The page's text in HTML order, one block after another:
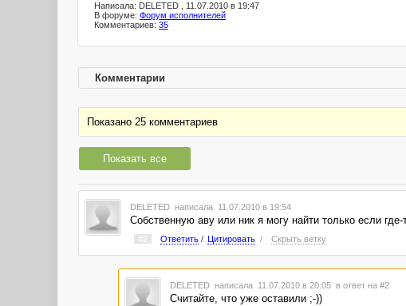
Написала: DELETED , 11.07.2010 в 19:47
В форуме: Форум исполнителей
Комментариев: 35
Комментарии
Показано 25 комментариев
Показать все
DELETED написала 11.07.2010 в 19:54
Собственную аву или ник я могу найти только если
#2 Ответить/ Цитировать / Скрыть ветку
DELETED написала 11.07.2010 в 20:05 в ответ на #2
Считайте, что уже оставили ;-))